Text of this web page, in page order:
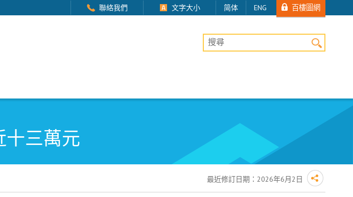
聯絡我們 文字大小 简体 ENG 百樓圖網
桌上版網站搜尋
三萬元
最近修訂日期：2026年6月2日